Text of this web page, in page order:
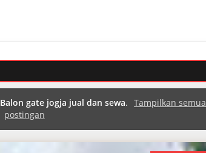
Balon gate jogja jual dan sewa. Tampilkan semua
postingan